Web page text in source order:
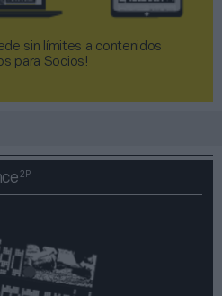
sin límites a contenidos
para Socios!​​​​​​​
2P